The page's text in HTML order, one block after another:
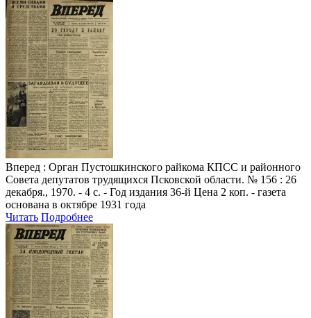
Вперед : Орган Пустошкинского райкома КПСС и районного
Совета депутатов трудящихся Псковской области. № 156 : 26
декабря., 1970. - 4 с. - Год издания 36-й Цена 2 коп. - газета
основана в октябре 1931 года
Читать Подробнее